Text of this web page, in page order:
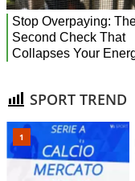
SPORT TREND